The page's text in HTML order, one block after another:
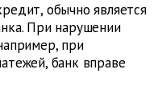
обычно является
При нарушении
при
банк вправе